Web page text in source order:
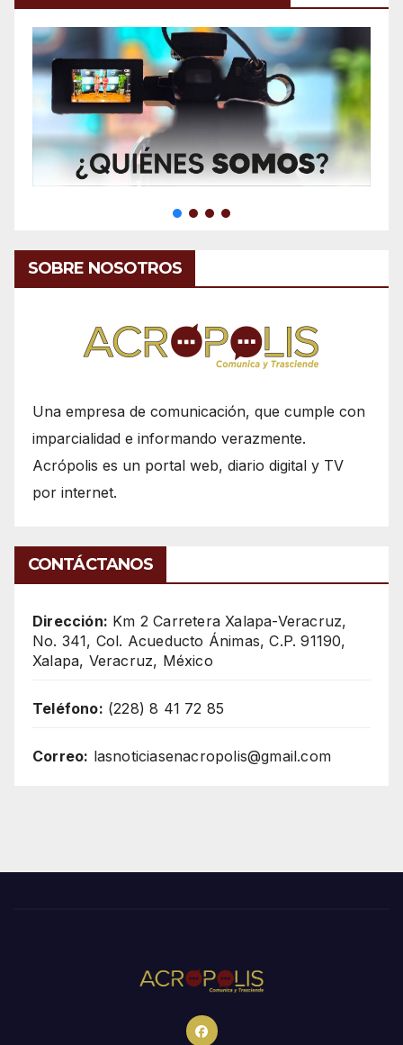
SOBRE NOSOTROS
Una empresa de comunicación, que cumple con
imparcialidad e informando verazmente.
Acrópolis es un portal web, diario digital y TV
por internet.
CONTÁCTANOS
Dirección: Km 2 Carretera Xalapa-Veracruz,
No. 341, Col. Acueducto Ánimas, C.P. 91190,
Xalapa, Veracruz, México
Teléfono: (228) 8 41 72 85
Correo: lasnoticiasenacropolis@gmail.com